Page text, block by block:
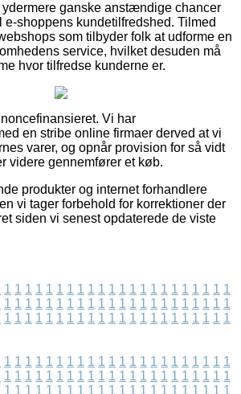
ydermere ganske anstændige chancer
e-shoppens kundetilfredshed. Tilmed
som tilbyder folk at udforme en
service, hvilket desuden må
hvor tilfredse kunderne er.
Vi har
en stribe online firmaer derved at vi
varer, og opnår provision for så vidt
videre gennemfører et køb.
produkter og internet forhandlere
vi tager forbehold for korrektioner der
siden vi senest opdaterede de viste
1 1 1 1 1 1 1 1 1 1 1 1 1 1 1 1 1 1 1 1 1 1
1 1 1 1 1 1 1 1 1 1 1 1 1 1 1 1 1 1 1 1 1 1
1 1 1 1 1 1 1 1 1 1 1 1 1 1 1 1 1 1 1 1 1 1
1 1 1 1 1 1 1 1 1 1 1 1 1 1 1 1 1 1 1 1 1 1
1 1 1 1 1 1 1 1 1 1 1 1 1 1 1 1 1 1 1 1 1 1
1 1 1 1 1 1 1 1 1 1 1 1 1 1 1 1 1 1 1 1 1 1